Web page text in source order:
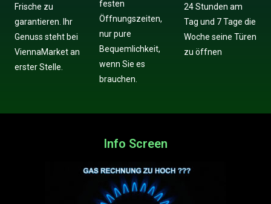
Frische zu
garantieren. Ihr
Genuss steht bei
ViennaMarket an
erster Stelle.
festen
Öffnungszeiten,
nur pure
Bequemlichkeit,
wenn Sie es
brauchen.
24 Stunden am
Tag und 7 Tage die
Woche seine Türen
zu öffnen
Info Screen